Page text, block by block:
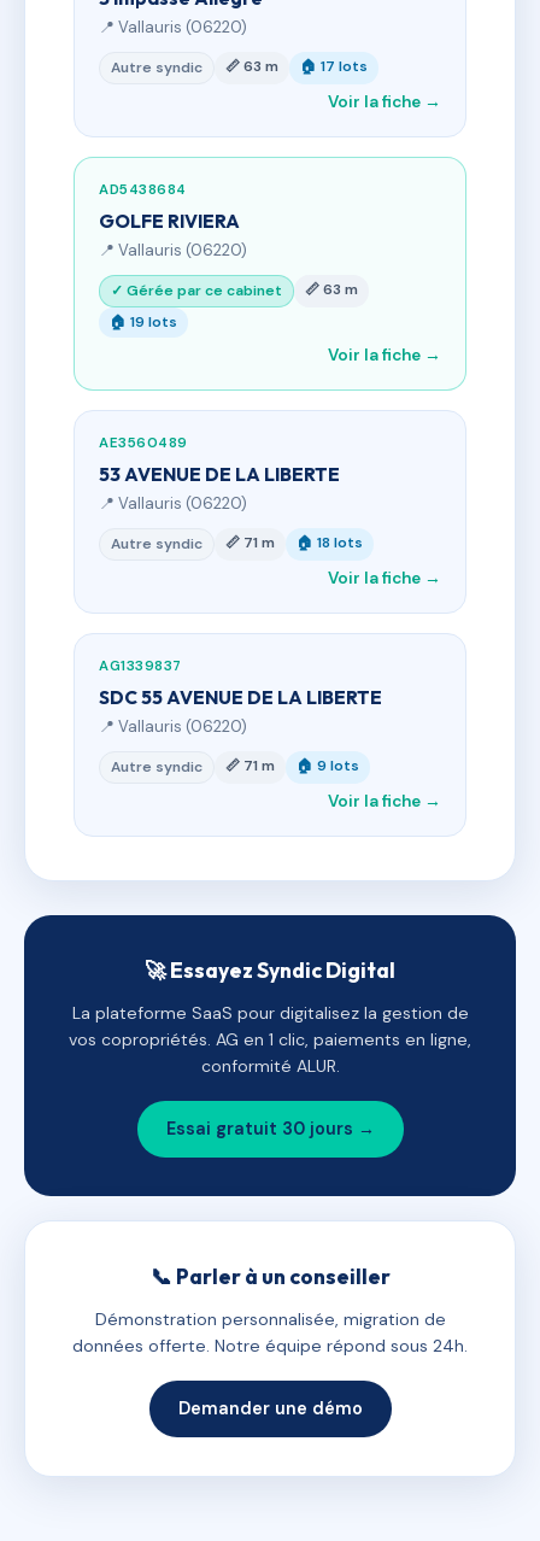
📍 Vallauris (06220)
Autre syndic 📏 63 m 🏠 17 lots
Voir la fiche →
AD5438684
GOLFE RIVIERA
📍 Vallauris (06220)
✓ Gérée par ce cabinet
📏 63 m
🏠 19 lots
Voir la fiche →
AE3560489
53 AVENUE DE LA LIBERTE
📍 Vallauris (06220)
Autre syndic 📏 71 m 🏠 18 lots
Voir la fiche →
AG1339837
SDC 55 AVENUE DE LA LIBERTE
📍 Vallauris (06220)
Autre syndic 📏 71 m 🏠 9 lots
Voir la fiche →
🚀 Essayez Syndic Digital
La plateforme SaaS pour digitalisez la gestion de
vos copropriétés. AG en 1 clic, paiements en ligne,
conformité ALUR.
Essai gratuit 30 jours →
📞 Parler à un conseiller
Démonstration personnalisée, migration de
données offerte. Notre équipe répond sous 24h.
Demander une démo